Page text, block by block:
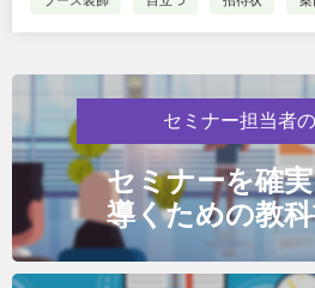
セミナー担当者
セミナーを確
導くための教